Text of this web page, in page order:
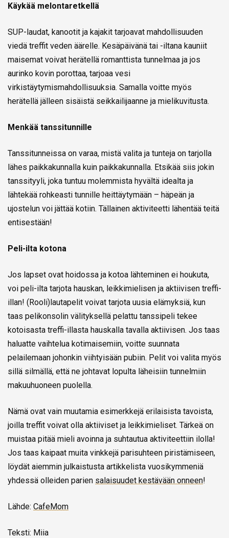
Käykää melontaretkellä
SUP-laudat, kanootit ja kajakit tarjoavat mahdollisuuden
viedä treffit veden äärelle. Kesäpäivänä tai -iltana kauniit
maisemat voivat herätellä romanttista tunnelmaa ja jos
aurinko kovin porottaa, tarjoaa vesi
virkistäytymismahdollisuuksia. Samalla voitte myös
herätellä jälleen sisäistä seikkailijaanne ja mielikuvitusta.
Menkää tanssitunnille
Tanssitunneissa on varaa, mistä valita ja tunteja on tarjolla
lähes paikkakunnalla kuin paikkakunnalla. Etsikää siis jokin
tanssityyli, joka tuntuu molemmista hyvältä idealta ja
lähtekää rohkeasti tunnille heittäytymään – häpeän ja
ujostelun voi jättää kotiin. Tällainen aktiviteetti lähentää teitä
entisestään!
Peli-ilta kotona
Jos lapset ovat hoidossa ja kotoa lähteminen ei houkuta,
voi peli-ilta tarjota hauskan, leikkimielisen ja aktiivisen treffi-
illan! (Rooli)lautapelit voivat tarjota uusia elämyksiä, kun
taas pelikonsolin välityksellä pelattu tanssipeli tekee
kotoisasta treffi-illasta hauskalla tavalla aktiivisen. Jos taas
haluatte vaihtelua kotimaisemiin, voitte suunnata
pelailemaan johonkin viihtyisään pubiin. Pelit voi valita myös
sillä silmällä, että ne johtavat lopulta läheisiin tunnelmiin
makuuhuoneen puolella.
Nämä ovat vain muutamia esimerkkejä erilaisista tavoista,
joilla treffit voivat olla aktiiviset ja leikkimieliset. Tärkeä on
muistaa pitää mieli avoinna ja suhtautua aktiviteettiin ilolla!
Jos taas kaipaat muita vinkkejä parisuhteen piristämiseen,
löydät aiemmin julkaistusta artikkelista vuosikymmeniä
yhdessä olleiden parien salaisuudet kestävään onneen!
Lähde: CafeMom
Teksti: Miia